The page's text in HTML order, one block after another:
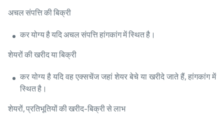
अचल संपत्ति की बिक्री
कर योग्य है यदि अचल संपत्ति हांगकांग में स्थित है।
शेयरों की खरीद या बिक्री
कर योग्य है यदि वह एक्सचेंज जहां शेयर बेचे या खरीदे जाते हैं, हांगकांग में
स्थित है।
शेयरों, प्रतिभूतियों की खरीद-बिक्री से लाभ